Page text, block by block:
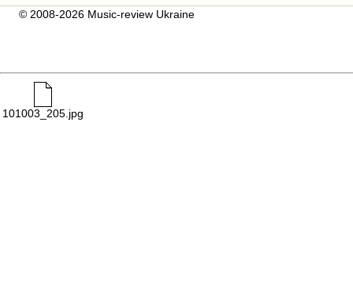
© 2008-2026 Music-review Ukraine
101003_205.jpg